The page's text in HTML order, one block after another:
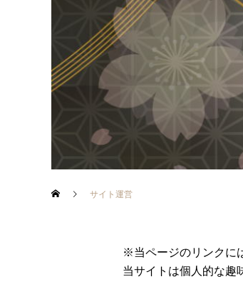
北陸地
の違い
サイト運営
※当ページのリンクに
当サイトは個人的な趣